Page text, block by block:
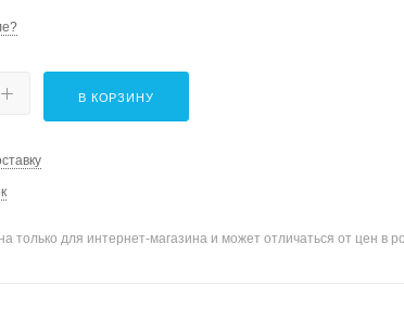
В КОРЗИНУ
только для интернет-магазина и может отличаться от цен в